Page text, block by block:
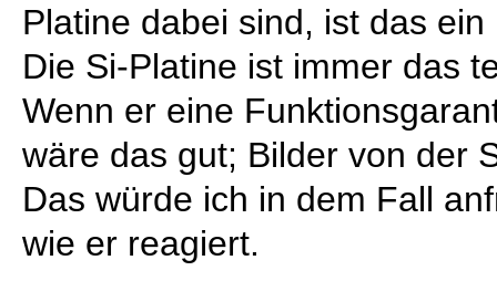
Platine dabei sind, ist das ein
Die Si-Platine ist immer das
Wenn er eine
wäre das gut; Bilder von der
Das würde ich in dem Fall
wie er reagiert.